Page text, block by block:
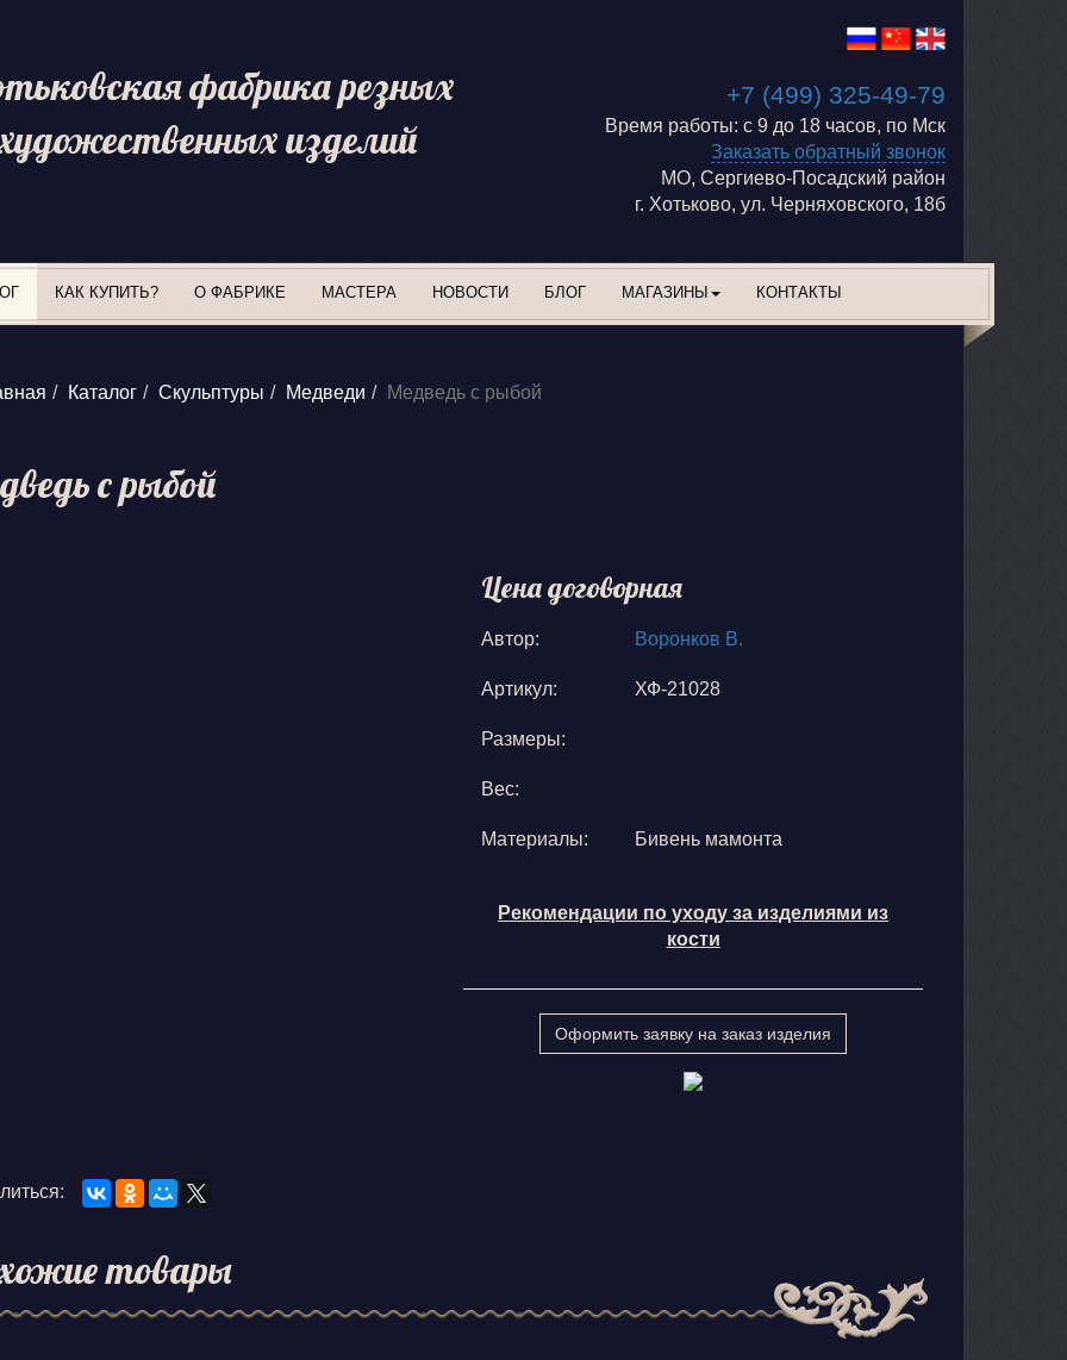
фабрика резных
художественных изделий
+7 (499) 325-49-79
Время работы: с 9 до 18 часов, по Мск
Заказать обратный звонок
МО, Сергиево-Посадский район
г. Хотьково, ул. Черняховского, 18б
КАК КУПИТЬ? О ФАБРИКЕ МАСТЕРА НОВОСТИ БЛОГ МАГАЗИНЫ КОНТАКТЫ
Каталог Скульптуры Медведи Медведь с рыбой
с рыбой
Цена договорная
Автор: Воронков В.
Артикул: ХФ-21028
Размеры:
Вес:
Материалы: Бивень мамонта
Рекомендации по уходу за изделиями из
кости
Оформить заявку на заказ изделия
товары